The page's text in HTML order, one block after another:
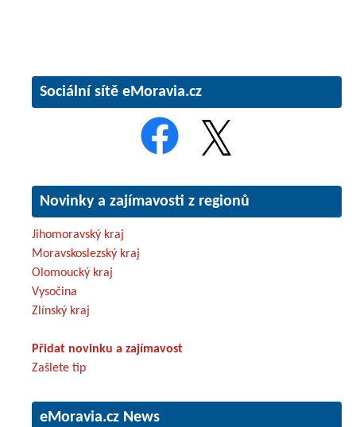
Sociální sítě eMoravia.cz
Novinky a zajímavosti z regionů
Jihomoravský kraj
Moravskoslezský kraj
Olomoucký kraj
Vysočina
Zlínský kraj
Přidat novinku a zajímavost
Zašlete tip
eMoravia.cz News